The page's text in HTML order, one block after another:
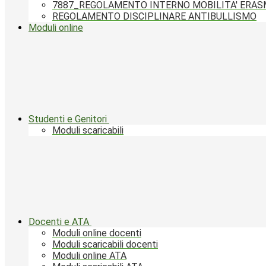
7887_REGOLAMENTO INTERNO MOBILITA'
REGOLAMENTO DISCIPLINARE ANTIBULLISMO
Moduli online
Studenti e Genitori
Moduli scaricabili
Docenti e ATA
Moduli online docenti
Moduli scaricabili docenti
Moduli online ATA